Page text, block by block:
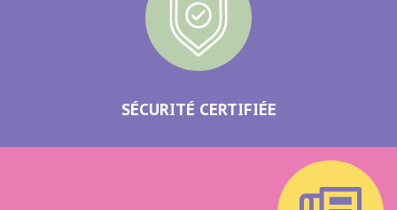
SÉCURITÉ CERTIFIÉE